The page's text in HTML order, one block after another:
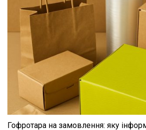
Гофротара на замовлення: яку